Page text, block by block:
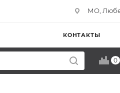
МО,
КОНТАКТЫ
0